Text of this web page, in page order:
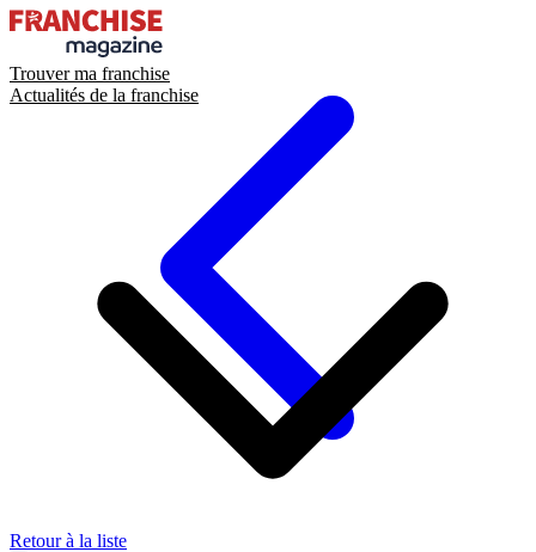
Trouver ma franchise
Actualités de la franchise
Retour à la liste